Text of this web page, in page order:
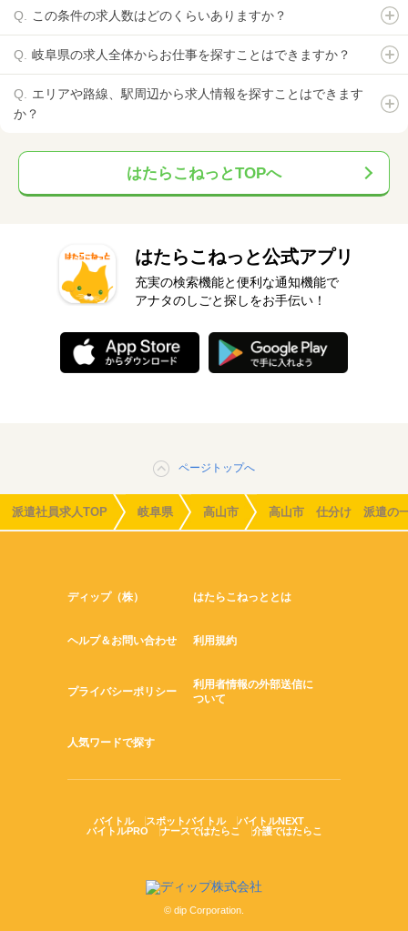
この条件の求人数はどのくらいありますか？
岐阜県の求人全体からお仕事を探すことはできますか？
エリアや路線、駅周辺から求人情報を探すことはできます
か？
はたらこねっとTOPへ
はたらこねっと公式アプリ
充実の検索機能と便利な通知機能で
アナタのしごと探しをお手伝い！
ページトップへ
派遣社員求人TOP 岐阜県 高山市 高山市 仕分け 派遣の
ディップ（株） はたらこねっととは
ヘルプ＆お問い合わせ 利用規約
プライバシーポリシー
利用者情報の外部送信に
ついて
人気ワードで探す
バイトル スポットバイトル
バイトルNEXT
バイトルPRO
ナースではたらこ 介護ではたらこ
© dip Corporation.